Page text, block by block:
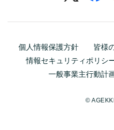
個人情報保護方針
皆様
情報セキュリティポリシ
一般事業主行動計
©